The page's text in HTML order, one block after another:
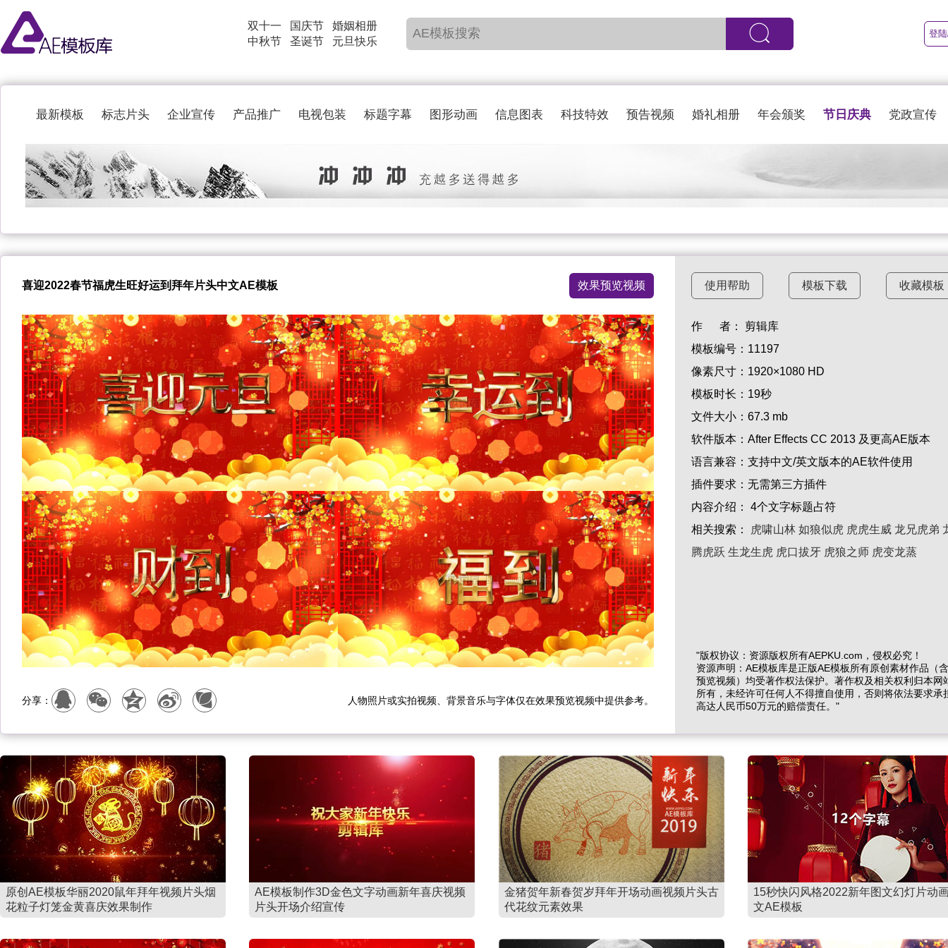
双十一
中秋节
国庆节
圣诞节
婚姻相册
元旦快乐
登
最新模板 标志片头 企业宣传 产品推广 电视包装 标题字幕 图形动画 信息图表 科技特效 预告视频 婚礼相册 年会颁奖 节日庆典 党政宣传
喜迎2022春节福虎生旺好运到拜年片头中文AE模板 效果预览视频
分享： 人物照片或实拍视频、背景音乐与字体仅在效果预览视频中提供参考。
使用帮助 模板下载 收藏模板
作 者：
剪辑库
模板编号： 11197
像素尺寸： 1920×1080 HD
模板时长： 19秒
文件大小： 67.3 mb
软件版本： After Effects CC 2013 及更高AE版本
语言兼容： 支持中文/英文版本的AE软件使用
插件要求： 无需第三方插件
内容介绍：
4个文字标题占符
相关搜索：
虎啸山林 如狼似虎 虎虎生威 龙兄虎弟
腾虎跃 生龙生虎 虎口拔牙 虎狼之师 虎变龙蒸
"版权协议：资源版权所有AEPKU.com，侵权必究！
资源声明：AE模板库是正版AE模板所有原创素材作品（含
预览视频）均受著作权法保护。著作权及相关权利归本网
所有，未经许可任何人不得擅自使用，否则将依法要求承
高达人民币50万元的赔偿责任。"
原创AE模板华丽2020鼠年拜年视频片头烟
花粒子灯笼金黄喜庆效果制作
AE模板制作3D金色文字动画新年喜庆视频
片头开场介绍宣传
金猪贺年新春贺岁拜年开场动画视频片头古
代花纹元素效果
15秒快闪风格2022新年图文幻灯片动
文AE模板